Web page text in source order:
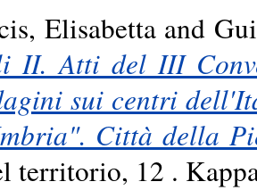
Elisabettaand
II. Atti del III
sui centri
Città della
territorio, 12 .